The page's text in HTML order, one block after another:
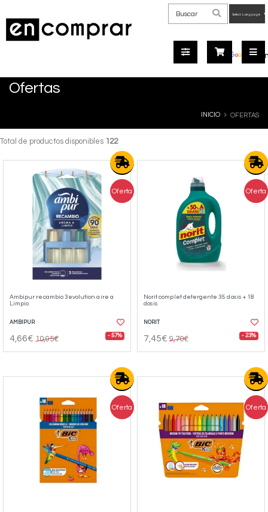
by
Ofertas
INICIO OFERTAS
Total de productos disponibles 122
Oferta
Ambipur recambio 3evolution aire a
Limpio
AMBIPUR
4,66€ 10,95€ - 57%
Oferta
Norit complet detergente 35 dosis + 18
dosis
NORIT
7,45€ 9,70€ - 23%
Oferta Oferta